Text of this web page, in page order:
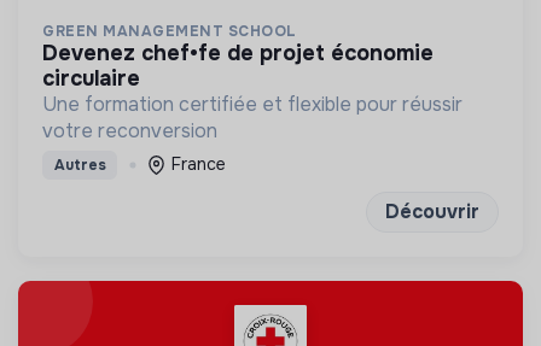
GREEN MANAGEMENT SCHOOL
devenez chef•fe de projet économie
circulaire
Une formation certifiée et flexible pour réussir
votre reconversion
Autres France
Découvrir